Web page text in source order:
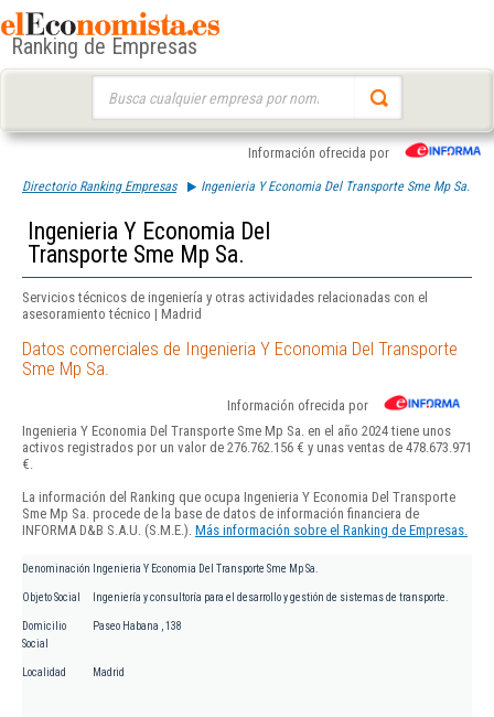
Ranking de Empresas
Información ofrecida por
Directorio Ranking Empresas Ingenieria Y Economia Del Transporte Sme Mp Sa.
Ingenieria Y Economia Del
Transporte Sme Mp Sa.
Servicios técnicos de ingeniería y otras actividades relacionadas con el
asesoramiento técnico | Madrid
Datos comerciales de Ingenieria Y Economia Del Transporte
Sme Mp Sa.
Información ofrecida por
Ingenieria Y Economia Del Transporte Sme Mp Sa. en el año 2024 tiene unos
activos registrados por un valor de 276.762.156 € y unas ventas de 478.673.971
€.
La información del Ranking que ocupa Ingenieria Y Economia Del Transporte
Sme Mp Sa. procede de la base de datos de información financiera de
INFORMA D&B S.A.U. (S.M.E.). Más información sobre el Ranking de Empresas.
Denominación Ingenieria Y Economia Del Transporte Sme Mp Sa.
Objeto Social Ingeniería y consultoría para el desarrollo y gestión de sistemas de transporte.
Domicilio
Social
Paseo Habana , 138
Localidad Madrid